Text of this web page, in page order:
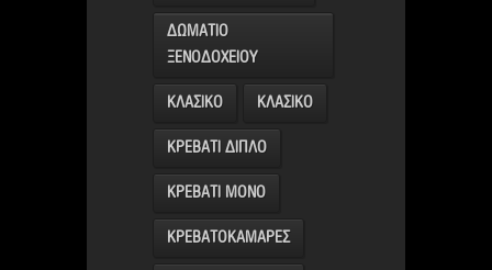
ΔΩΜΑΤΙΟ
ΞΕΝΟΔΟΧΕΙΟΥ
ΚΛΑΣΙΚΟ ΚΛΑΣΙΚΟ
ΚΡΕΒΑΤΙ ΔΙΠΛΟ
ΚΡΕΒΑΤΙ ΜΟΝΟ
ΚΡΕΒΑΤΟΚΑΜΑΡΕΣ